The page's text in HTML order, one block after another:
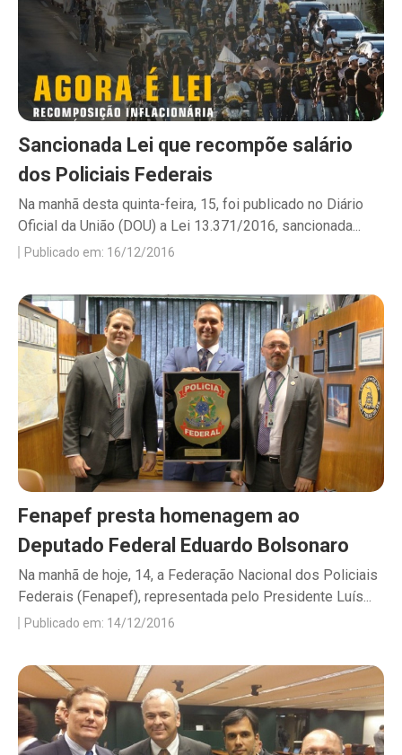
Sancionada Lei que recompõe salário
dos Policiais Federais
Na manhã desta quinta-feira, 15, foi publicado no Diário
Oficial da União (DOU) a Lei 13.371/2016, sancionada...
Publicado em: 16/12/2016
Fenapef presta homenagem ao
Deputado Federal Eduardo Bolsonaro
Na manhã de hoje, 14, a Federação Nacional dos Policiais
Federais (Fenapef), representada pelo Presidente Luís...
Publicado em: 14/12/2016